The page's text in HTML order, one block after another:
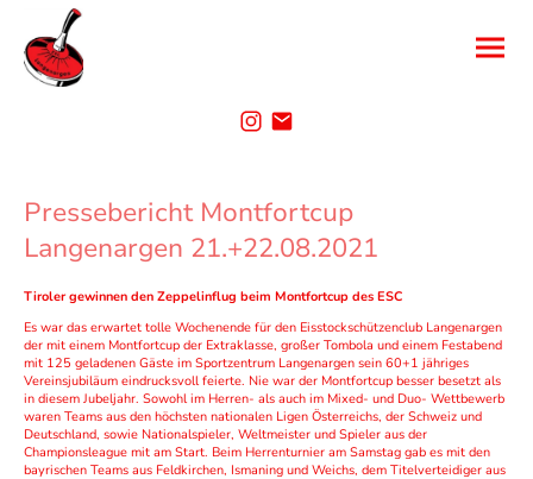
Pressebericht Montfortcup
Langenargen 21.+22.08.2021
Tiroler gewinnen den Zeppelinflug beim Montfortcup des ESC
Es war das erwartet tolle Wochenende für den Eisstockschützenclub Langenargen
der mit einem Montfortcup der Extraklasse, großer Tombola und einem Festabend
mit 125 geladenen Gäste im Sportzentrum Langenargen sein 60+1 jähriges
Vereinsjubiläum eindrucksvoll feierte. Nie war der Montfortcup besser besetzt als
in diesem Jubeljahr. Sowohl im Herren- als auch im Mixed- und Duo- Wettbewerb
waren Teams aus den höchsten nationalen Ligen Österreichs, der Schweiz und
Deutschland, sowie Nationalspieler, Weltmeister und Spieler aus der
Championsleague mit am Start. Beim Herrenturnier am Samstag gab es mit den
bayrischen Teams aus Feldkirchen, Ismaning und Weichs, dem Titelverteidiger aus